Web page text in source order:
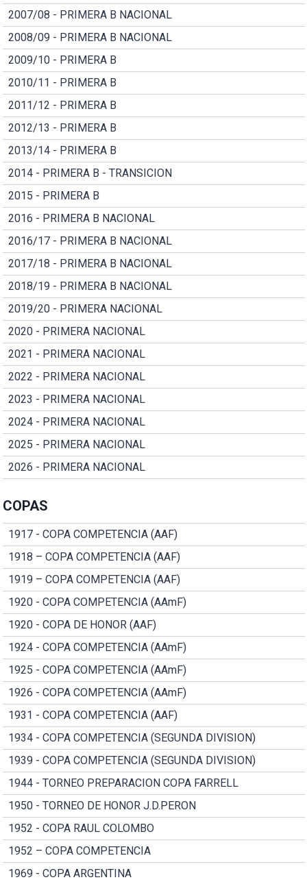
2007/08 - PRIMERA B NACIONAL
2008/09 - PRIMERA B NACIONAL
2009/10 - PRIMERA B
2010/11 - PRIMERA B
2011/12 - PRIMERA B
2012/13 - PRIMERA B
2013/14 - PRIMERA B
2014 - PRIMERA B - TRANSICION
2015 - PRIMERA B
2016 - PRIMERA B NACIONAL
2016/17 - PRIMERA B NACIONAL
2017/18 - PRIMERA B NACIONAL
2018/19 - PRIMERA B NACIONAL
2019/20 - PRIMERA NACIONAL
2020 - PRIMERA NACIONAL
2021 - PRIMERA NACIONAL
2022 - PRIMERA NACIONAL
2023 - PRIMERA NACIONAL
2024 - PRIMERA NACIONAL
2025 - PRIMERA NACIONAL
2026 - PRIMERA NACIONAL
COPAS
1917 - COPA COMPETENCIA (AAF)
1918 – COPA COMPETENCIA (AAF)
1919 – COPA COMPETENCIA (AAF)
1920 - COPA COMPETENCIA (AAmF)
1920 - COPA DE HONOR (AAF)
1924 - COPA COMPETENCIA (AAmF)
1925 - COPA COMPETENCIA (AAmF)
1926 - COPA COMPETENCIA (AAmF)
1931 - COPA COMPETENCIA (AAF)
1934 - COPA COMPETENCIA (SEGUNDA DIVISION)
1939 - COPA COMPETENCIA (SEGUNDA DIVISION)
1944 - TORNEO PREPARACION COPA FARRELL
1950 - TORNEO DE HONOR J.D.PERON
1952 - COPA RAUL COLOMBO
1952 – COPA COMPETENCIA
1969 - COPA ARGENTINA